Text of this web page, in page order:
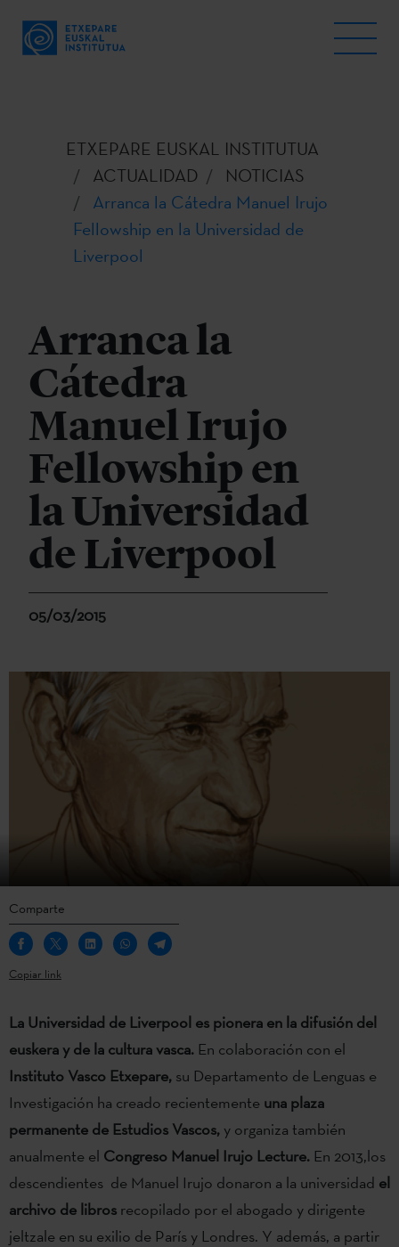
ETXEPARE EUSKAL INSTITUTUA
ACTUALIDAD
NOTICIAS
Arranca la Cátedra Manuel Irujo
Fellowship en la Universidad de
Liverpool
Arranca la
Cátedra
Manuel Irujo
Fellowship en
la Universidad
de Liverpool
05/03/2015
Comparte
Copiar link
La Universidad de Liverpool es pionera en la difusión del
euskera y de la cultura vasca. En colaboración con el
Instituto Vasco Etxepare, su Departamento de Lenguas e
Investigación ha creado recientemente una plaza
permanente de Estudios Vascos, y organiza también
anualmente el Congreso Manuel Irujo Lecture. En 2013,los
descendientes de Manuel Irujo donaron a la universidad el
archivo de libros recopilado por el abogado y dirigente
jeltzale en su exilio de París y Londres. Y además, a partir